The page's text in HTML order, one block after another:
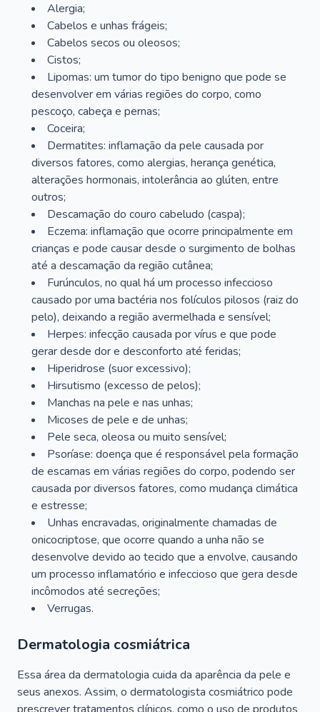
Alergia;
Cabelos e unhas frágeis;
Cabelos secos ou oleosos;
Cistos;
Lipomas: um tumor do tipo benigno que pode se
desenvolver em várias regiões do corpo, como
pescoço, cabeça e pernas;
Coceira;
Dermatites: inflamação da pele causada por
diversos fatores, como alergias, herança genética,
alterações hormonais, intolerância ao glúten, entre
outros;
Descamação do couro cabeludo (caspa);
Eczema: inflamação que ocorre principalmente em
crianças e pode causar desde o surgimento de bolhas
até a descamação da região cutânea;
Furúnculos, no qual há um processo infeccioso
causado por uma bactéria nos folículos pilosos (raiz do
pelo), deixando a região avermelhada e sensível;
Herpes: infecção causada por vírus e que pode
gerar desde dor e desconforto até feridas;
Hiperidrose (suor excessivo);
Hirsutismo (excesso de pelos);
Manchas na pele e nas unhas;
Micoses de pele e de unhas;
Pele seca, oleosa ou muito sensível;
Psoríase: doença que é responsável pela formação
de escamas em várias regiões do corpo, podendo ser
causada por diversos fatores, como mudança climática
e estresse;
Unhas encravadas, originalmente chamadas de
onicocriptose, que ocorre quando a unha não se
desenvolve devido ao tecido que a envolve, causando
um processo inflamatório e infeccioso que gera desde
incômodos até secreções;
Verrugas.
Dermatologia cosmiátrica
Essa área da dermatologia cuida da aparência da pele e
seus anexos. Assim, o dermatologista cosmiátrico pode